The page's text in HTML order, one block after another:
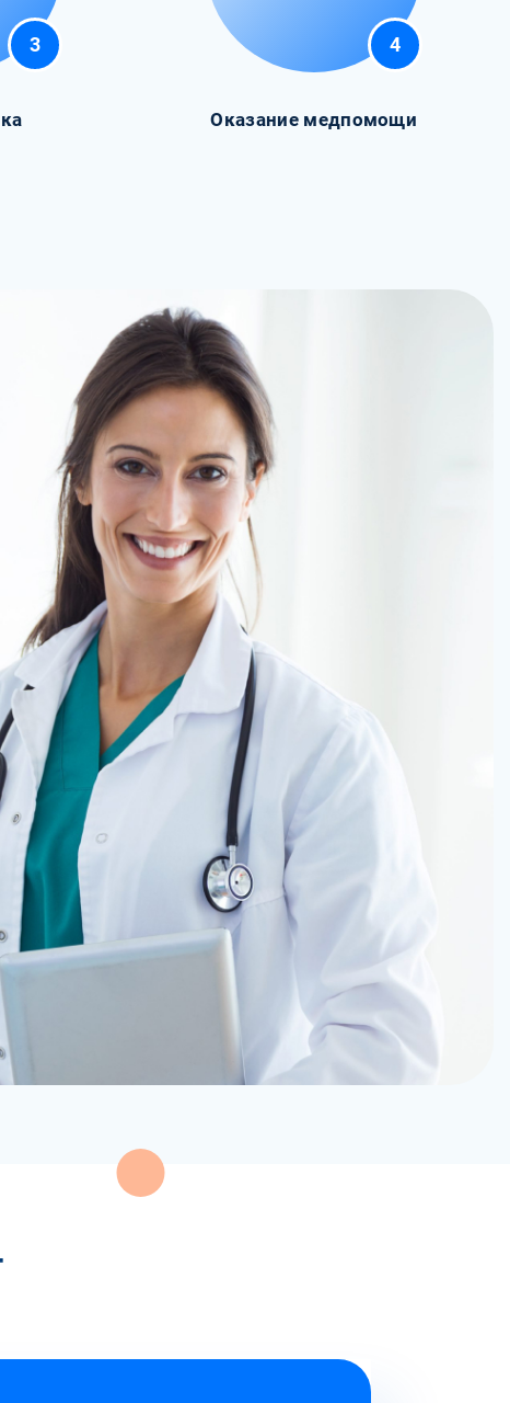
3 4
Оказание медпомощи